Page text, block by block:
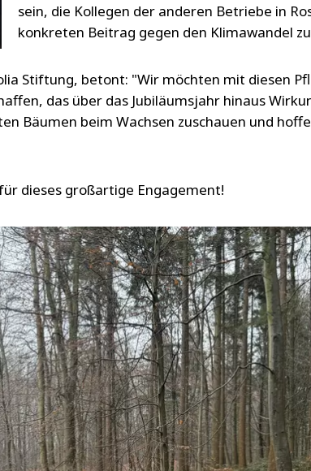
sein, die Kollegen der anderen Betriebe in
konkreten Beitrag gegen den Klimawandel
Stiftung, betont: "Wir möchten mit diesen
das über das Jubiläumsjahr hinaus
Bäumen beim Wachsen zuschauen und
dieses großartige Engagement!